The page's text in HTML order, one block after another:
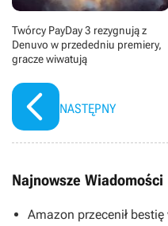
Twórcy PayDay 3 rezygnują z
Denuvo w przededniu premiery,
gracze wiwatują
NASTĘPNY
Najnowsze Wiadomości
Amazon przecenił